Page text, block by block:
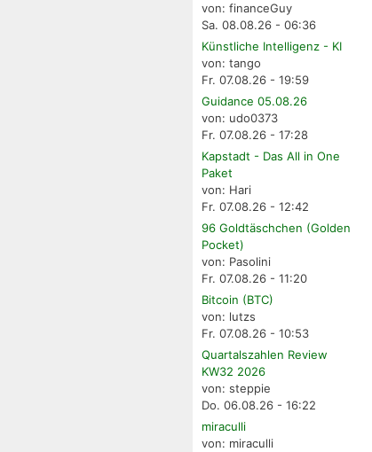
von: financeGuy
Sa. 08.08.26 - 06:36
Künstliche Intelligenz - KI
von: tango
Fr. 07.08.26 - 19:59
Guidance 05.08.26
von: udo0373
Fr. 07.08.26 - 17:28
Kapstadt - Das All in One
Paket
von: Hari
Fr. 07.08.26 - 12:42
96 Goldtäschchen (Golden
Pocket)
von: Pasolini
Fr. 07.08.26 - 11:20
Bitcoin (BTC)
von: lutzs
Fr. 07.08.26 - 10:53
Quartalszahlen Review
KW32 2026
von: steppie
Do. 06.08.26 - 16:22
miraculli
von: miraculli